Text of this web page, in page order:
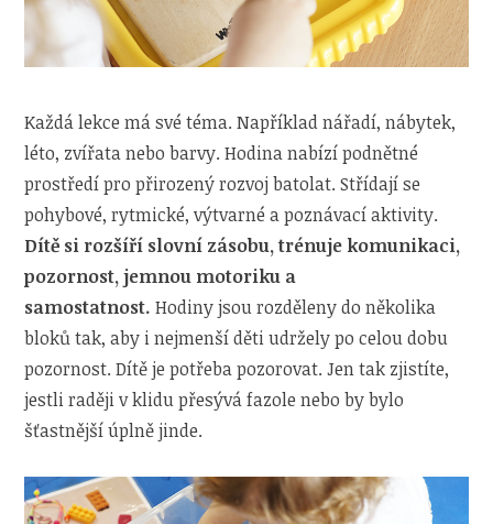
Každá lekce má své téma. Například nářadí, nábytek,
léto, zvířata nebo barvy. Hodina nabízí podnětné
prostředí pro přirozený rozvoj batolat. Střídají se
pohybové, rytmické, výtvarné a poznávací aktivity.
Dítě si rozšíří slovní zásobu, trénuje komunikaci,
pozornost, jemnou motoriku a
samostatnost. Hodiny jsou rozděleny do několika
bloků tak, aby i nejmenší děti udržely po celou dobu
pozornost. Dítě je potřeba pozorovat. Jen tak zjistíte,
jestli raději v klidu přesývá fazole nebo by bylo
šťastnější úplně jinde.